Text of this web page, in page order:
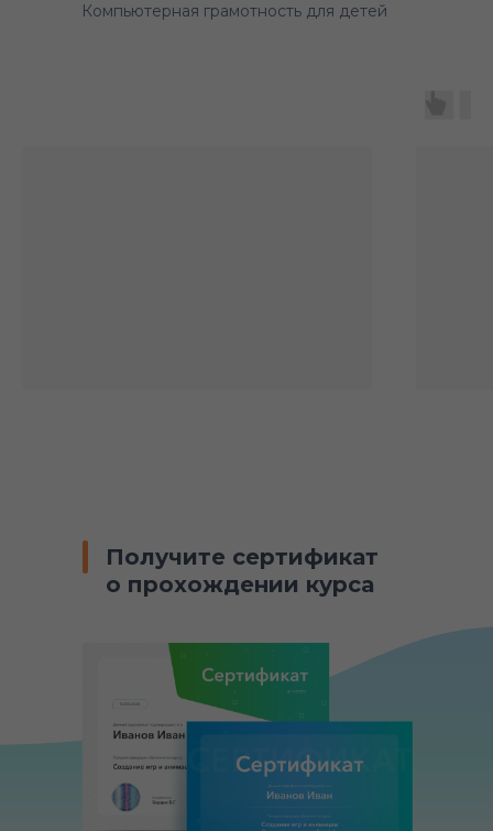
Компьютерная грамотность для детей
Получите сертификат
о прохождении курса